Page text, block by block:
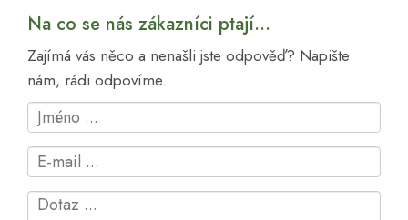
Na co se nás zákazníci ptají...
Zajímá vás něco a nenašli jste odpověď? Napište
nám, rádi odpovíme.